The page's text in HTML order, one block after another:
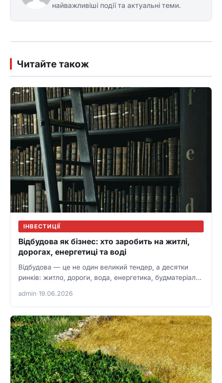
найважливіші події та актуальні теми.
Читайте також
ІНВЕСТИЦІЇ
Відбудова як бізнес: хто заробить на житлі,
дорогах, енергетиці та воді
Відбудова — це не один великий тендер, а десятки
ринків: житло, дороги, вода, енергетика, будматеріали,
admin·19.06.2026